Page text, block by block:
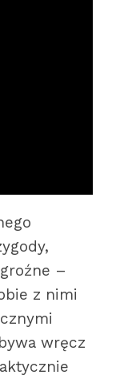
–
z nimi
wręcz